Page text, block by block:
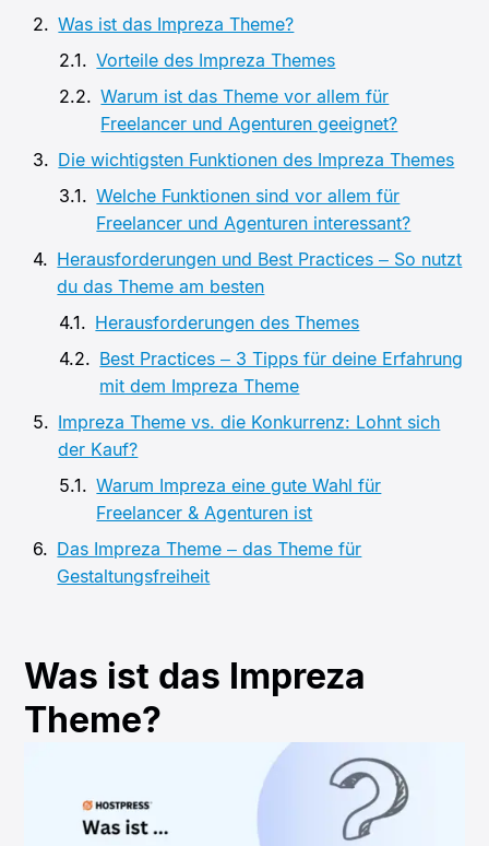
Was ist das Impreza Theme?
Vorteile des Impreza Themes
Warum ist das Theme vor allem für
Freelancer und Agenturen geeignet?
Die wichtigsten Funktionen des Impreza Themes
Welche Funktionen sind vor allem für
Freelancer und Agenturen interessant?
Herausforderungen und Best Practices – So nutzt
du das Theme am besten
Herausforderungen des Themes
Best Practices – 3 Tipps für deine Erfahrung
mit dem Impreza Theme
Impreza Theme vs. die Konkurrenz: Lohnt sich
der Kauf?
Warum Impreza eine gute Wahl für
Freelancer & Agenturen ist
Das Impreza Theme – das Theme für
Gestaltungsfreiheit
Was ist das Impreza
Theme?